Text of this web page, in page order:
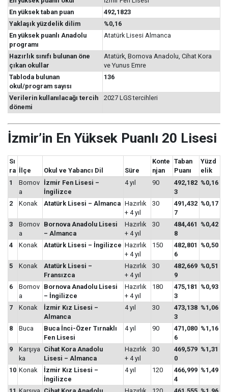
En yüksek taban puan
492,1823
Yaklaşık yüzdelik dilim
%0,16
En yüksek puanlı Anadolu
programı
Atatürk Lisesi Almanca
Hazırlık sınıfı bulunan öne
çıkan okullar
Atatürk, Bornova Anadolu, Cihat Kora
ve Yunus Emre
Tabloda bulunan
okul/program sayısı
136
Verilerin kullanılacağı tercih
dönemi
2027 LGS tercihleri
İzmir’in En Yüksek Puanlı 20 Lisesi
Sı
ra İlçe Okul ve Yabancı Dil Süre
Konte
njan
Taban
Puanı
Yüzd
elik
1
Bornov
a
İzmir Fen Lisesi –
İngilizce
4 yıl 90
492,182
3
%0,16
2 Konak Atatürk Lisesi – Almanca Hazırlık
+ 4 yıl
30
491,432
7
%0,17
3
Bornov
a
Bornova Anadolu Lisesi
– Almanca
Hazırlık
+ 4 yıl
30
484,461
8
%0,42
4 Konak Atatürk Lisesi – İngilizce Hazırlık
+ 4 yıl
150
482,801
6
%0,50
5 Konak
Atatürk Lisesi –
Fransızca
Hazırlık
+ 4 yıl
30
482,669
9
%0,51
6
Bornov
a
Bornova Anadolu Lisesi
– İngilizce
Hazırlık
+ 4 yıl
180
475,181
3
%0,93
7 Konak
İzmir Kız Lisesi –
Almanca
4 yıl 30
473,138
3
%1,06
8 Buca
Buca İnci-Özer Tırnaklı
Fen Lisesi
4 yıl 90
471,080
6
%1,16
9
Karşıya
ka
Cihat Kora Anadolu
Lisesi – Almanca
Hazırlık
+ 4 yıl
30
469,579
0
%1,31
10 Konak
İzmir Kız Lisesi –
İngilizce
4 yıl 120
466,999
4
%1,49